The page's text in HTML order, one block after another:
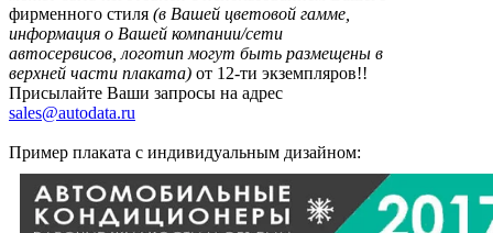
фирменного стиля (в Вашей цветовой гамме,
информация о Вашей компании/сети
автосервисов, логотип могут быть размещены в
верхней части плаката) от 12-ти экземпляров!!
Присылайте Ваши запросы на адрес
sales@autodata.ru
Пример плаката с индивидуальным дизайном: